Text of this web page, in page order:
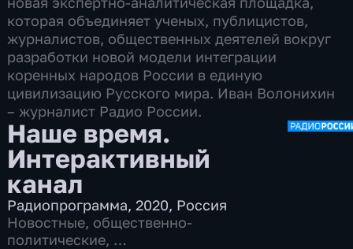
которая объединяет ученых, публицистов,
журналистов, общественных деятелей вокруг
разработки новой модели интеграции
коренных народов России в единую
цивилизацию Русского мира. Иван Волонихин
– журналист Радио России.
Наше время.
Интерактивный
канал
Радиопрограмма,2020, Россия
Новостные, общественно-
политические,